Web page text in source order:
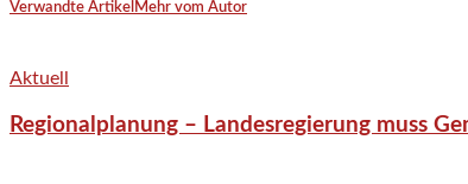
Verwandte Artikel Mehr vom Autor
Aktuell
Regionalplanung – Landesregierung muss